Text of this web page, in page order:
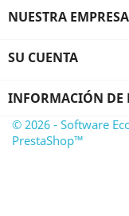
NUESTRA EMPRESA
SU CUENTA
INFORMACIÓN DE
© 2026 - Software
PrestaShop™